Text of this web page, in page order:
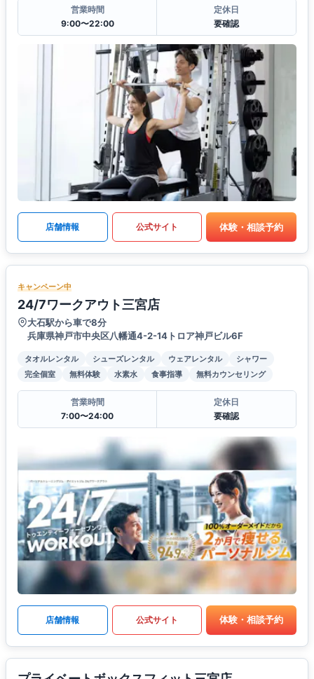
営業時間
9:00〜22:00
定休日
要確認
店舗情報 公式サイト 体験・相談予約
キャンペーン中
24/7ワークアウト三宮店
大石駅から車で8分
兵庫県神戸市中央区八幡通4-2-14トロア神戸ビル6F
タオルレンタル シューズレンタル ウェアレンタル
シャワー
完全個室
無料体験 水素水 食事指導 無料カウンセリング
営業時間
7:00〜24:00
定休日
要確認
店舗情報 公式サイト 体験・相談予約